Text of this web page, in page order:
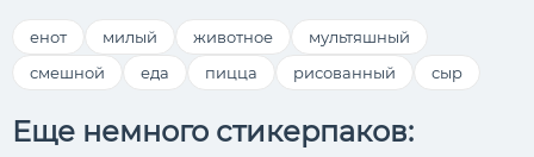
енот милый животное
мультяшный
смешной
еда пицца рисованный сыр
Еще немного стикерпаков: